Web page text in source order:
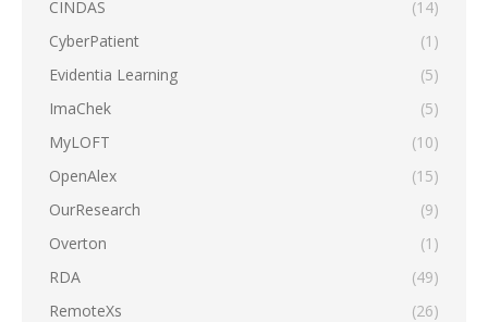
CINDAS
(14)
CyberPatient
(1)
Evidentia Learning
(5)
ImaChek
(5)
MyLOFT
(10)
OpenAlex
(15)
OurResearch
(9)
Overton
(1)
RDA
(49)
RemoteXs
(26)